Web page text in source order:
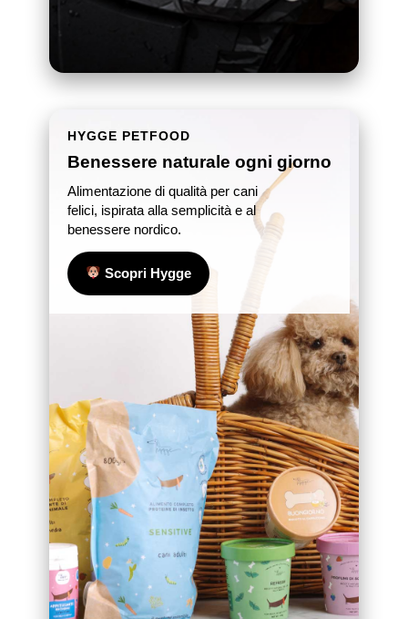
HYGGE PETFOOD
Benessere naturale ogni giorno
Alimentazione di qualità per cani
felici, ispirata alla semplicità e al
benessere nordico.
Scopri Hygge